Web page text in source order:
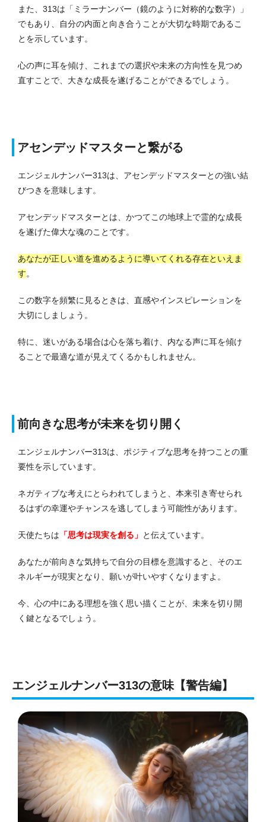
また、313は「ミラーナンバー（鏡のように対称的な数字）」
でもあり、自分の内面と向き合うことが大切な時期であるこ
とを示しています。
心の声に耳を傾け、これまでの選択や未来の方向性を見つめ
直すことで、大きな成長を遂げることができるでしょう。
アセンデッドマスターと繋がる
エンジェルナンバー313は、アセンデッドマスターとの強い結
びつきを意味します。
アセンデッドマスターとは、かつてこの地球上で霊的な成長
を遂げた偉大な魂のことです。
あなたが正しい道を進めるように導いてくれる存在といえま
す。
この数字を頻繁に見るときは、直感やインスピレーションを
大切にしましょう。
特に、迷いがある場合は心を落ち着け、内なる声に耳を傾け
ることで最適な道が見えてくるかもしれません。
前向きな思考が未来を切り開く
エンジェルナンバー313は、ポジティブな思考を持つことの重
要性を示しています。
ネガティブな考えにとらわれてしまうと、本来引き寄せられ
るはずの幸運やチャンスを逃してしまう可能性があります。
天使たちは 「思考は現実を創る」 と伝えています。
あなたが前向きな気持ちで自分の目標を意識すると、そのエ
ネルギーが現実となり、願いが叶いやすくなりますよ。
今、心の中にある理想を強く思い描くことが、未来を切り開
く鍵となるでしょう。
エンジェルナンバー313の意味【警告編】